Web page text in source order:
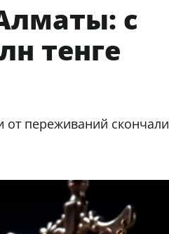
с
тенге
от переживаний